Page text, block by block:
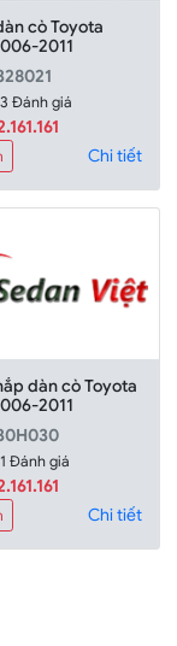
cò Toyota
2011
3 Đánh giá
Chi tiết
dàn cò Toyota
2011
1 Đánh giá
Chi tiết